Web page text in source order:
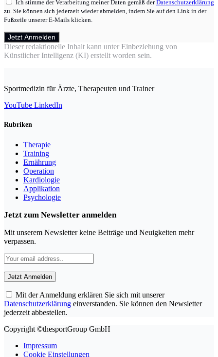
Ich stimme der Verarbeitung meiner Daten gemäß derDatenschutzerklärung
zu. Sie können sich jederzeit wieder abmelden, indem Sie auf den Link in der
Fußzeile unserer E-Mails klicken.
Jetzt Anmelden
Dieser redaktionelle Inhalt kann unter Einbeziehung von
Künstlicher Intelligenz (KI) erstellt worden sein.
Sportmedizin für Ärzte, Therapeuten und Trainer
YouTube LinkedIn
Rubriken
Therapie
Training
Ernährung
Operation
Kardiologie
Applikation
Psychologie
Jetzt zum Newsletter anmelden
Mit unserem Newsletter keine Beiträge und Neuigkeiten mehr
verpassen.
Mit der Anmeldung erklären Sie sich mit unserer
Datenschutzerklärung einverstanden. Sie können den Newsletter
jederzeit abbestellen.
Copyright ©thesportGroup GmbH
Impressum
Cookie Einstellungen